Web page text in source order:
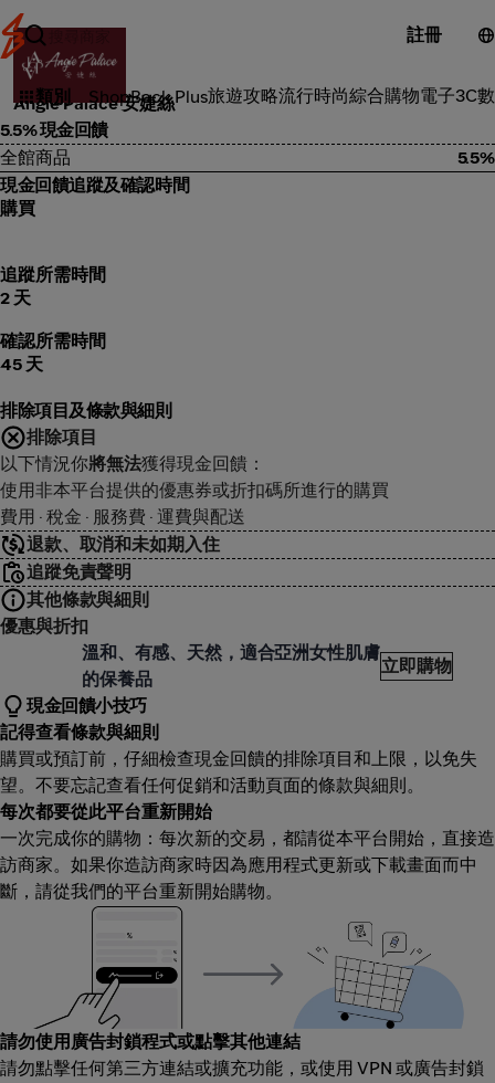
註冊
類別 ShopBack Plus旅遊攻略流行時尚綜合購物電子3C
彩妝用品
Angie Palace 安婕絲
5.5% 現金回饋
全館商品
5.5%
現金回饋追蹤及確認時間
購買
追蹤所需時間
2 天
確認所需時間
45 天
排除項目及條款與細則
排除項目
以下情況你將無法獲得現金回饋：
使用非本平台提供的優惠券或折扣碼所進行的購買
費用 · 稅金 · 服務費 · 運費與配送
退款、取消和未如期入住
追蹤免責聲明
其他條款與細則
優惠與折扣
Palace 安婕絲
溫和、有感、天然，適合亞洲女性肌膚
的保養品
立即購物
現金回饋小技巧
記得查看條款與細則
購買或預訂前，仔細檢查現金回饋的排除項目和上限，以免失
望。不要忘記查看任何促銷和活動頁面的條款與細則。
每次都要從此平台重新開始
一次完成你的購物：每次新的交易，都請從本平台開始，直接造
訪商家。如果你造訪商家時因為應用程式更新或下載畫面而中
斷，請從我們的平台重新開始購物。
請勿使用廣告封鎖程式或點擊其他連結
請勿點擊任何第三方連結或擴充功能，或使用 VPN 或廣告封鎖